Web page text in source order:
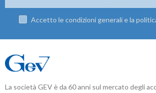
Accetto le condizioni generali e la
La società GEV è da 60 anni sul mercato degli